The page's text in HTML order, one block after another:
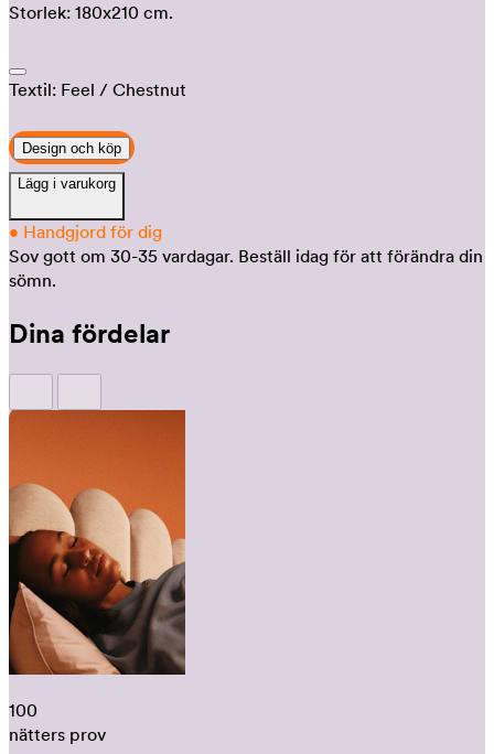
Storlek: 180x210 cm.
Textil: Feel / Chestnut
Design och köp
Lägg i varukorg
• Handgjord för dig
Sov gott om 30-35 vardagar. Beställ idag för att förändra din
sömn.
Dina fördelar
100
nätters prov